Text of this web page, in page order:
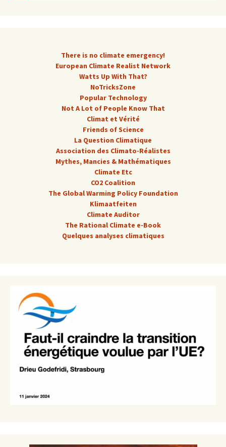
There is no climate emergency!
European Climate Realist Network
Watts Up With That?
NoTricksZone
Popular Technology
Not A Lot of People Know That
Climat et Vérité
Friends of Science
La Question Climatique
Association des Climato-Réalistes
Mythes, Mancies & Mathématiques
Climate Etc
CO2 Coalition
The Global Warming Policy Foundation
Klimaatfeiten
Climate Auditor
The Rational Climate e-Book
Quelques analyses climatiques